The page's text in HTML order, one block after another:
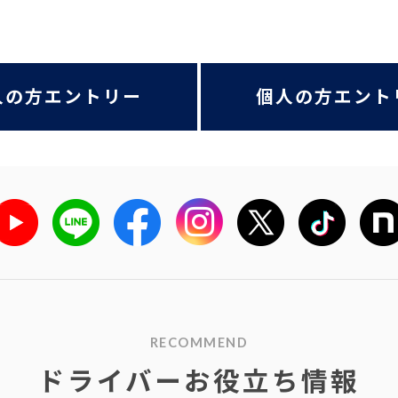
方エントリー 個人の方エント
RECOMMEND
ドライバーお役立ち情報